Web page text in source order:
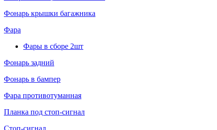
Фонарь крышки багажника
Фара
Фары в сборе 2шт
Фонарь задний
Фонарь в бампер
Фара противотуманная
Планка под стоп-сигнал
Стоп-сигнал